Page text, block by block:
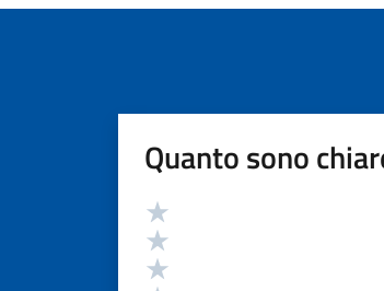
Quanto sono
Valutazione